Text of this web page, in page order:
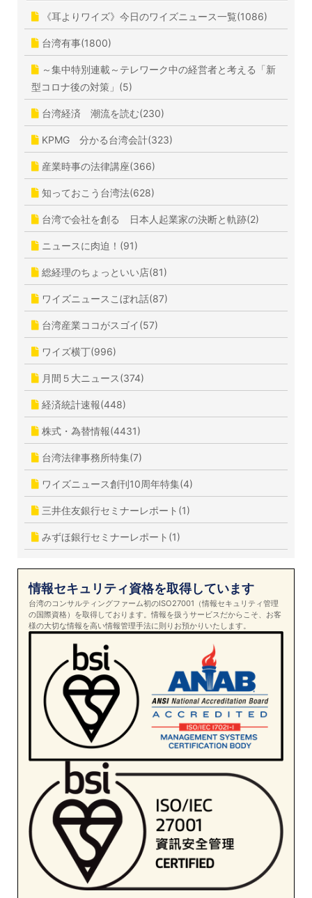
《耳よりワイズ》今日のワイズニュース一覧(1086)
台湾有事(1800)
～集中特別連載～テレワーク中の経営者と考える「新
型コロナ後の対策」(5)
台湾経済 潮流を読む(230)
KPMG 分かる台湾会計(323)
産業時事の法律講座(366)
知っておこう台湾法(628)
台湾で会社を創る 日本人起業家の決断と軌跡(2)
ニュースに肉迫！(91)
総経理のちょっといい店(81)
ワイズニュースこぼれ話(87)
台湾産業ココがスゴイ(57)
ワイズ横丁(996)
月間５大ニュース(374)
経済統計速報(448)
株式・為替情報(4431)
台湾法律事務所特集(7)
ワイズニュース創刊10周年特集(4)
三井住友銀行セミナーレポート(1)
みずほ銀行セミナーレポート(1)
情報セキュリティ資格を取得しています
台湾のコンサルティングファーム初のISO27001（情報セキュリティ管理
の国際資格）を取得しております。情報を扱うサービスだからこそ、お客
様の大切な情報を高い情報管理手法に則りお預かりいたします。